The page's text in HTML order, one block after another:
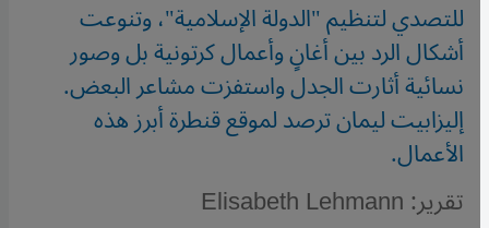
للتصدي لتنظيم "الدولة الإسلامية"، وتنوعت
أشكال الرد بين أغانٍ وأعمال كرتونية بل وصور
نسائية أثارت الجدل واستفزت مشاعر البعض.
إليزابيت ليمان ترصد لموقع قنطرة أبرز هذه
الأعمال.
تقرير: Elisabeth Lehmann